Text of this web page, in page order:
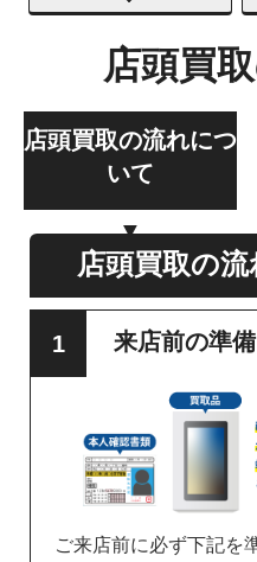
店頭買
店頭買取の流れにつ
いて
店頭買取の
来店前の準備
ご来店前に必ず下記を